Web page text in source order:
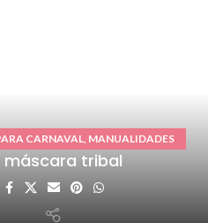
CARNAVAL, MANUALIDADES
O DIY
máscara tribal